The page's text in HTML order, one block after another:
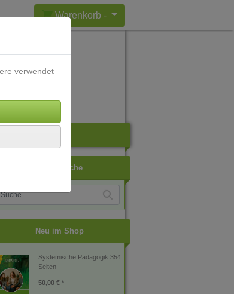
Warenkorb -
Artikelsuche
Neu im Shop
Systemische Pädagogik 354
Seiten
50,00 € *
verwendet